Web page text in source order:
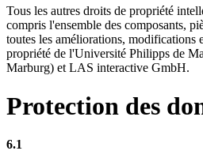
Tous les autres droits de propriété
compris l'ensemble des composants,
toutes les améliorations, modifications
propriété de l'Université Philipps de
Marburg) et LAS interactive GmbH.
Protection des
6.1